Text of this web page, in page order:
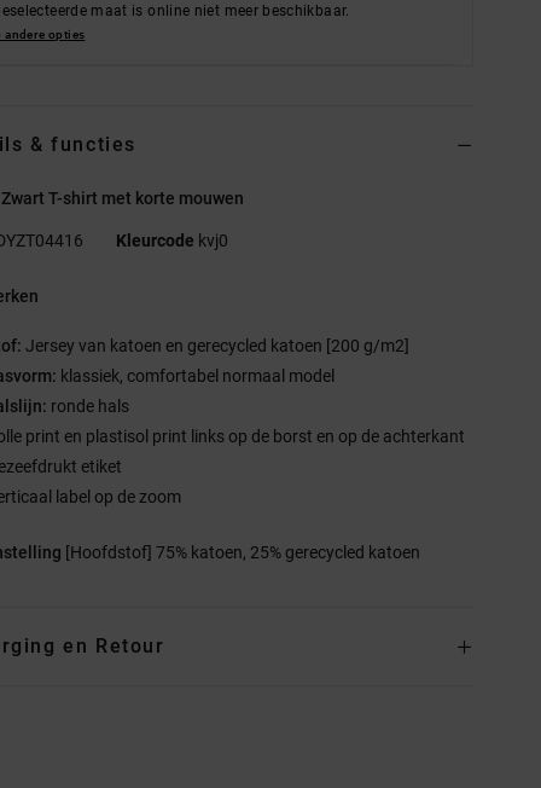
maat is online niet meer beschikbaar.
andere opties
& functies
T-shirt met korte mouwen
Kleurcode kvj0
Jersey van katoen en gerecycled katoen [200 g/m2]
klassiek, comfortabel normaal model
ronde hals
print en plastisol print links op de borst en op de achterkant
etiket
label op de zoom
[Hoofdstof] 75% katoen, 25% gerecycled katoen
en Retour